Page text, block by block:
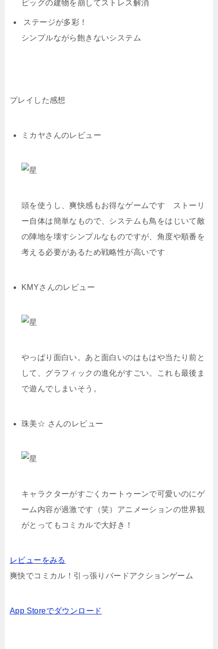
ピッグの建物を崩してストレス解消
ステージが多彩！
シンプルながら飽きないシステム
プレイした感想
ミカヤさんのレビュー
頭を使うし、爽快感もお得なゲームです ストーリ
ー自体は簡単なもので、システムも鳥をはじいて敵
の陣地を壊すシンプルなものですが、角度や順番を
考える必要があるため戦略性が高いです
KMYさんのレビュー
やっぱり面白い。あと面白いのはもはや当たり前と
して、グラフィックの進化がすごい。これも最後ま
で遊んでしまいそう。
珠美☆ さんのレビュー
キャラクターがすごくカートゥーンで可愛いのにゲ
ーム内容が過激です（笑）アニメーションの世界観
がとってもコミカルで大好き！
レビューをみる
爽快でコミカル！引っ張りバードアクションゲーム
App Storeでダウンロード